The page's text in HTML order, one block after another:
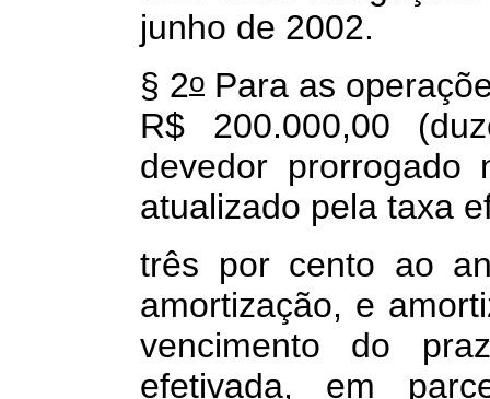
junho de 2002.
§ 2o Para as
R$ 200.000,00
devedor
atualizado pela taxa
três por cento ao
amortização, e
vencimento do
efetivada, em